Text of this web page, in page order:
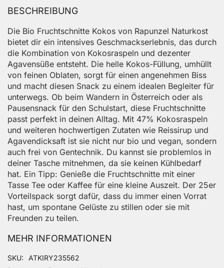
BESCHREIBUNG
Die Bio Fruchtschnitte Kokos von Rapunzel Naturkost
bietet dir ein intensives Geschmackserlebnis, das durch
die Kombination von Kokosraspeln und dezenter
Agavensüße entsteht. Die helle Kokos-Füllung, umhüllt
von feinen Oblaten, sorgt für einen angenehmen Biss
und macht diesen Snack zu einem idealen Begleiter für
unterwegs. Ob beim Wandern in Österreich oder als
Pausensnack für den Schulstart, diese Fruchtschnitte
passt perfekt in deinen Alltag. Mit 47% Kokosraspeln
und weiteren hochwertigen Zutaten wie Reissirup und
Agavendicksaft ist sie nicht nur bio und vegan, sondern
auch frei von Gentechnik. Du kannst sie problemlos in
deiner Tasche mitnehmen, da sie keinen Kühlbedarf
hat. Ein Tipp: Genieße die Fruchtschnitte mit einer
Tasse Tee oder Kaffee für eine kleine Auszeit. Der 25er
Vorteilspack sorgt dafür, dass du immer einen Vorrat
hast, um spontane Gelüste zu stillen oder sie mit
Freunden zu teilen.
MEHR INFORMATIONEN
Mehr Informationen
SKU
ATKIRY235562